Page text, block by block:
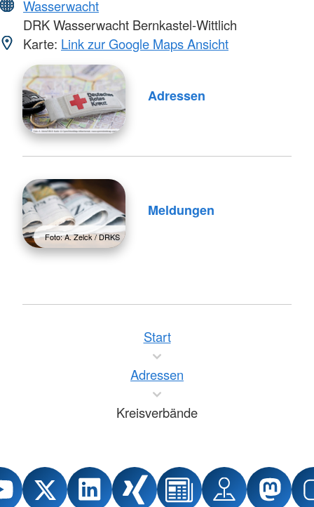
Wasserwacht
DRK Wasserwacht Bernkastel-Wittlich
Karte: Link zur Google Maps Ansicht
Adressen
Foto: A. Zelck / DRKS
Meldungen
Start
Adressen
Kreisverbände